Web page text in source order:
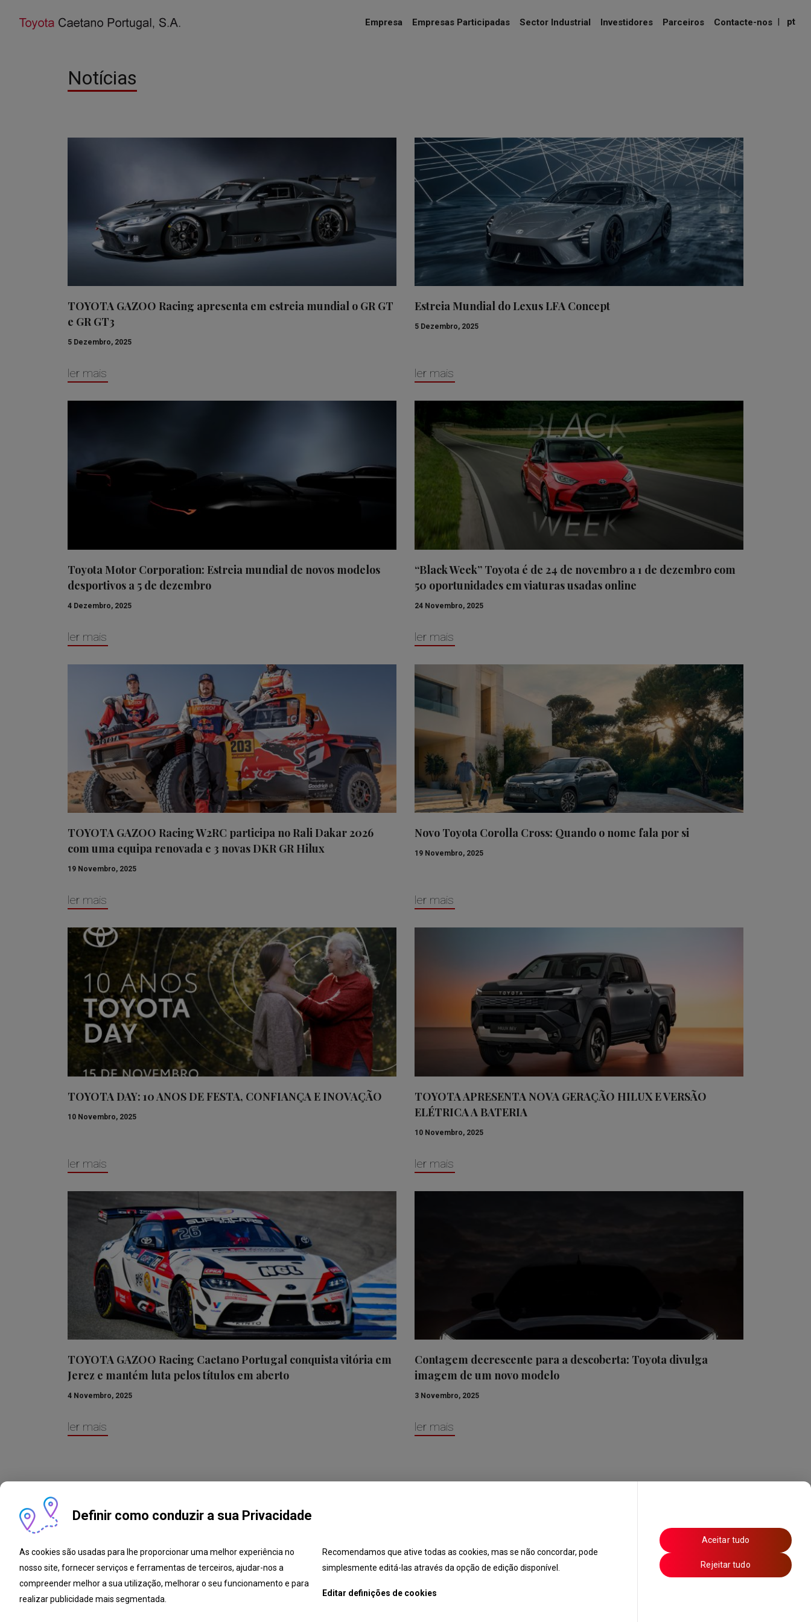
Empresa Empresas Participadas Sector Industrial Investidores Parceiros Contacte-nos | pt
Notícias
TOYOTA GAZOO Racing apresenta em estreia mundial o GR GT
e GR GT3
5 Dezembro, 2025
ler mais
Estreia Mundial do Lexus LFA Concept
5 Dezembro, 2025
ler mais
Toyota Motor Corporation: Estreia mundial de novos modelos
desportivos a 5 de dezembro
4 Dezembro, 2025
ler mais
“Black Week” Toyota é de 24 de novembro a 1 de dezembro com
50 oportunidades em viaturas usadas online
24 Novembro, 2025
ler mais
TOYOTA GAZOO Racing W2RC participa no Rali Dakar 2026
com uma equipa renovada e 3 novas DKR GR Hilux
19 Novembro, 2025
ler mais
Novo Toyota Corolla Cross: Quando o nome fala por si
19 Novembro, 2025
ler mais
TOYOTA DAY: 10 ANOS DE FESTA, CONFIANÇA E INOVAÇÃO
10 Novembro, 2025
ler mais
TOYOTA APRESENTA NOVA GERAÇÃO HILUX E VERSÃO
ELÉTRICA A BATERIA
10 Novembro, 2025
ler mais
TOYOTA GAZOO Racing Caetano Portugal conquista vitória em
Jerez e mantém luta pelos títulos em aberto
4 Novembro, 2025
ler mais
Contagem decrescente para a descoberta: Toyota divulga
imagem de um novo modelo
3 Novembro, 2025
ler mais
Livro de Reclamações Notícias Oportunidades Política de Privacidade
Definir como conduzir a sua Privacidade
As cookies são usadas para lhe proporcionar uma melhor experiência no
nosso site, fornecer serviços e ferramentas de terceiros, ajudar-nos a
compreender melhor a sua utilização, melhorar o seu funcionamento e para
realizar publicidade mais segmentada.
Recomendamos que ative todas as cookies, mas se não concordar, pode
simplesmente editá-las através da opção de edição disponível.
Editar definições de cookies
Rejeitar tudo
Aceitar tudo